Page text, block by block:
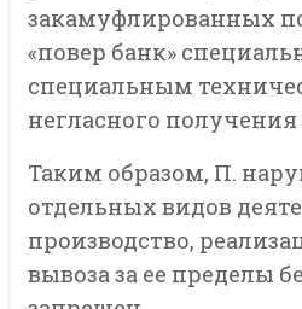
закамуфлированных
«повер банк»
специальным
негласного
Таким образом, П.
отдельных видов
производство,
вывоза за ее пределы